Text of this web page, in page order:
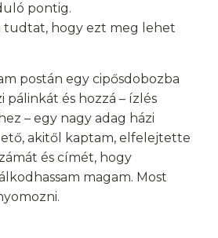
pontig.
tudtat, hogy ezt meg lehet
postán egy cipősdobozba
pálinkát és hozzá – ízlés
– egy nagy adag házi
akitől kaptam, elfelejtette
és címét, hogy
magam. Most